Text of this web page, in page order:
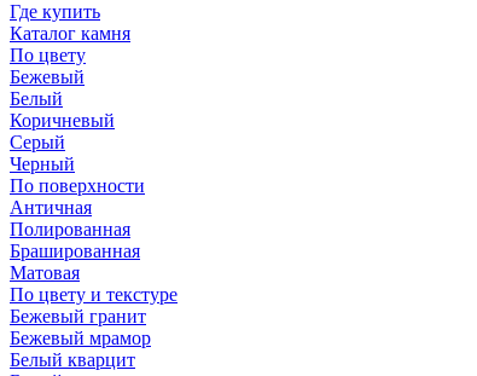
Где купить
Каталог камня
По цвету
Бежевый
Белый
Коричневый
Серый
Черный
По поверхности
Античная
Полированная
Брашированная
Матовая
По цвету и текстуре
Бежевый гранит
Бежевый мрамор
Белый кварцит